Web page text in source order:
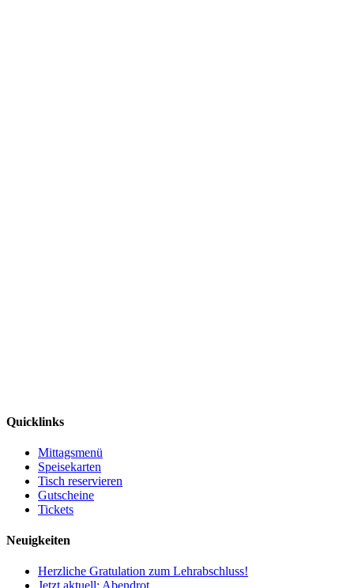
Quicklinks
Mittagsmenü
Speisekarten
Tisch reservieren
Gutscheine
Tickets
Neuigkeiten
Herzliche Gratulation zum Lehrabschluss!